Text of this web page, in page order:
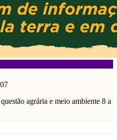
agrária e meio ambiente 8 a